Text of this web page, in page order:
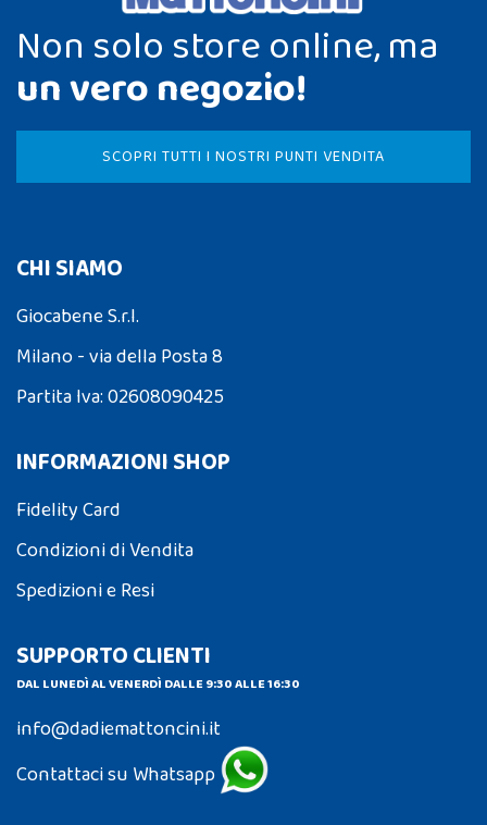
Non solo store online, ma
un vero negozio!
SCOPRI TUTTI I NOSTRI PUNTI VENDITA
CHI SIAMO
Giocabene S.r.l.
Milano - via della Posta 8
Partita Iva: 02608090425
INFORMAZIONI SHOP
Fidelity Card
Condizioni di Vendita
Spedizioni e Resi
SUPPORTO CLIENTI
DAL LUNEDÌ AL VENERDÌ DALLE 9:30 ALLE 16:30
info@dadiemattoncini.it
Contattaci su Whatsapp